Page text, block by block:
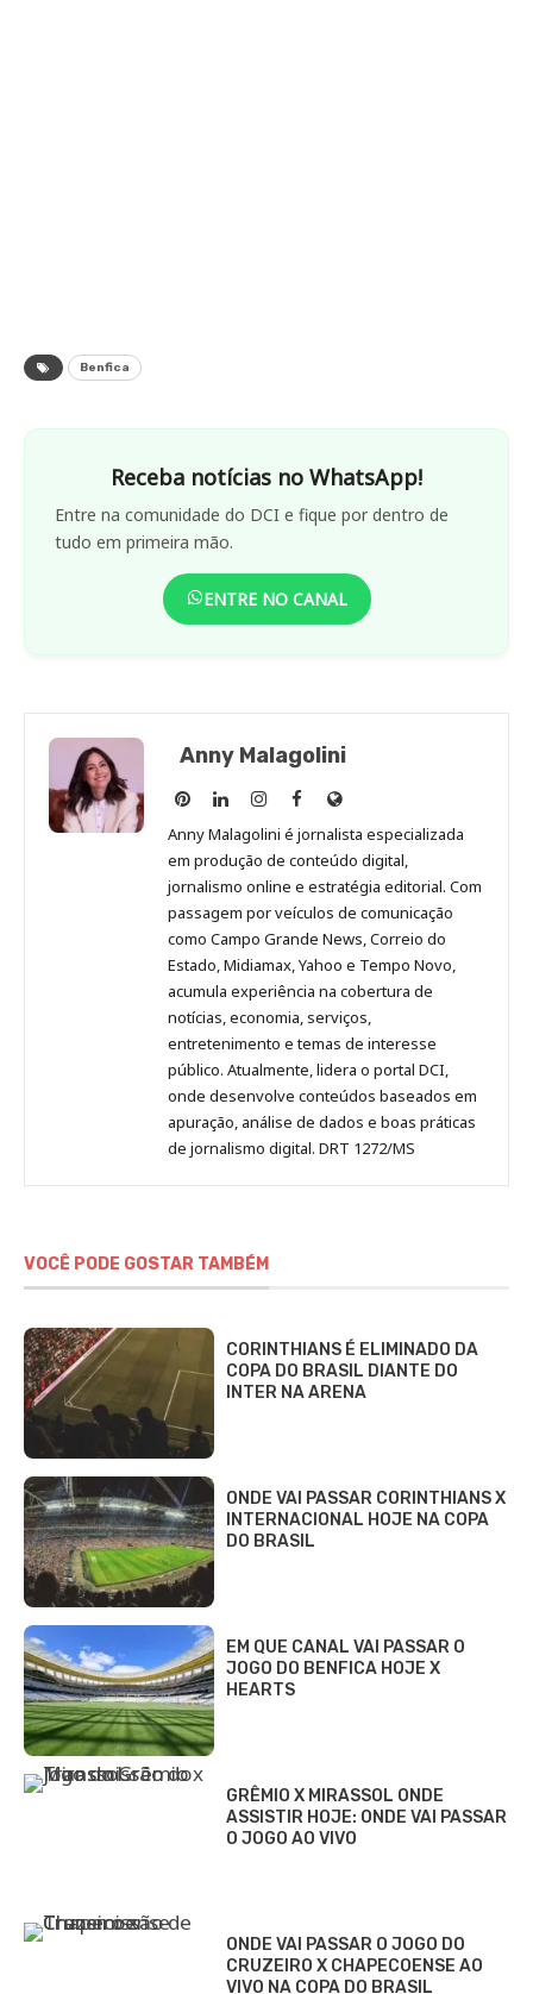
Benfica
Receba notícias no WhatsApp!
Entre na comunidade do DCI e fique por dentro de
tudo em primeira mão.
ENTRE NO CANAL
Anny Malagolini
Anny
Malagolini
no
Pinterest
Anny
Malagolini
no
LinkedIn
Anny
Malagolini
no
Instagram
Anny
Malagolini
no
Facebook
Site
de
Anny
Malagolini
Anny Malagolini é jornalista especializada
em produção de conteúdo digital,
jornalismo online e estratégia editorial. Com
passagem por veículos de comunicação
como Campo Grande News, Correio do
Estado, Midiamax, Yahoo e Tempo Novo,
acumula experiência na cobertura de
notícias, economia, serviços,
entretenimento e temas de interesse
público. Atualmente, lidera o portal DCI,
onde desenvolve conteúdos baseados em
apuração, análise de dados e boas práticas
de jornalismo digital. DRT 1272/MS
VOCÊ PODE GOSTAR TAMBÉM
CORINTHIANS É ELIMINADO DA
COPA DO BRASIL DIANTE DO
INTER NA ARENA
ONDE VAI PASSAR CORINTHIANS X
INTERNACIONAL HOJE NA COPA
DO BRASIL
EM QUE CANAL VAI PASSAR O
JOGO DO BENFICA HOJE X
HEARTS
GRÊMIO X MIRASSOL ONDE
ASSISTIR HOJE: ONDE VAI PASSAR
O JOGO AO VIVO
ONDE VAI PASSAR O JOGO DO
CRUZEIRO X CHAPECOENSE AO
VIVO NA COPA DO BRASIL